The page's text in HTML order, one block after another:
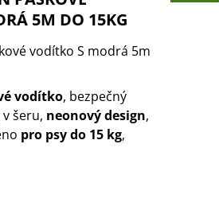
5M DO 15KG
vodítko S modrá 5m
vodítko, bezpečný
šeru, neonový design,
pro psy do 15 kg,